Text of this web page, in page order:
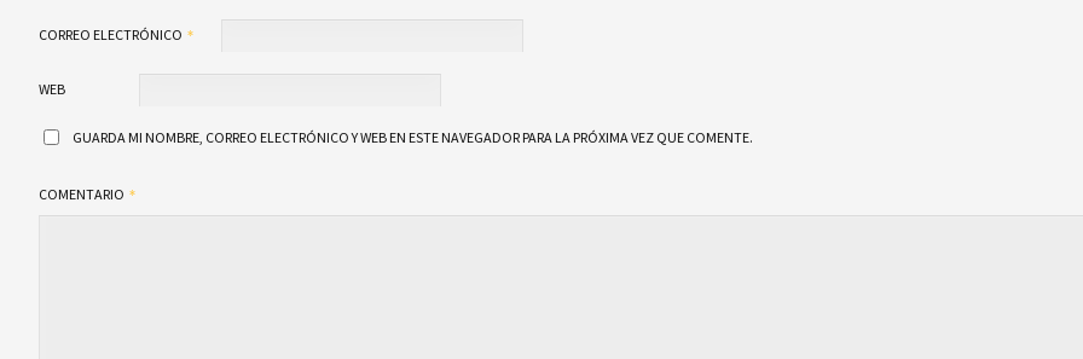
CORREO ELECTRÓNICO
WEB
GUARDA MI NOMBRE, CORREO ELECTRÓNICO Y WEB EN ESTE NAVEGADOR PARA LA PRÓXIMA VEZ QUE COMENTE.
COMENTARIO